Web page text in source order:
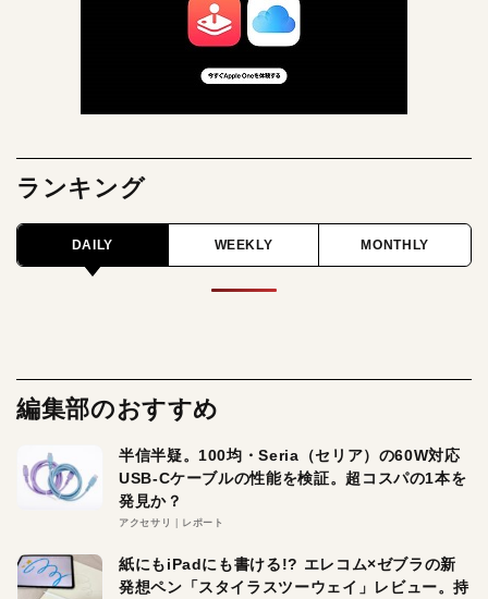
ランキング
DAILY WEEKLY MONTHLY
編集部のおすすめ
半信半疑。100均・Seria（セリア）の60W対応
USB-Cケーブルの性能を検証。超コスパの1本を
発見か？
アクセサリ レポート
紙にもiPadにも書ける!? エレコム×ゼブラの新
発想ペン「スタイラスツーウェイ」レビュー。持